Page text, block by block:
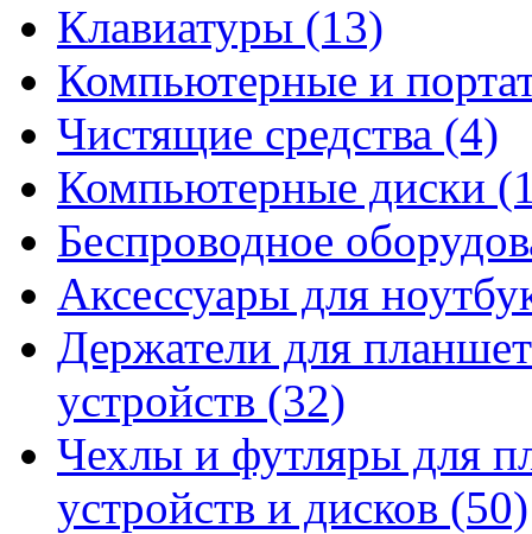
Клавиатуры (13)
Компьютерные и
Чистящие средства (4)
Компьютерные диски
Беспроводное
Аксессуары для
Держатели для
устройств (32)
Чехлы и футляры для
устройств и дисков (50)